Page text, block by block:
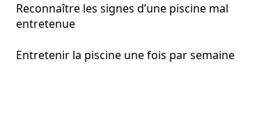
Reconnaître les signes d’une piscine mal
entretenue
Entretenir la piscine une fois par semaine